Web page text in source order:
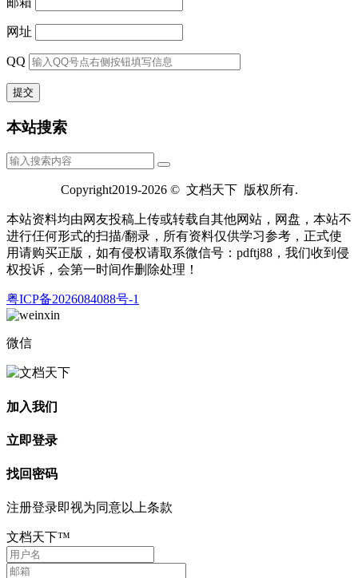
网址
QQ
本站搜索
Copyright2019-2026 © 文档天下 版权所有.
本站资料均由网友投稿上传或转载自其他网站，网盘，本站不
进行仼何形式的扫描/翻录，所有资料仅供学习参考，正式使
用请购买正版，如有侵权请取系微信号：pdftj88，我们收到侵
权投诉，会第一时间作删除处理！
粤ICP备2026084088号-1
微信
加入我们
立即登录
找回密码
注册登录即视为同意以上条款
文档天下™